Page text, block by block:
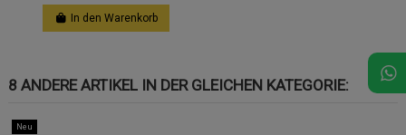
In den Warenkorb
8 ANDERE ARTIKEL IN DER GLEICHEN KATEGORIE:
Neu